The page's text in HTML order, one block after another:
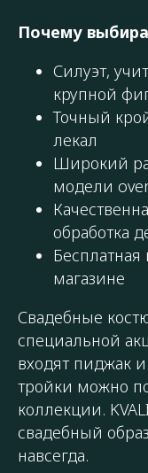
Почему
Силуэт,
крупной
Точный
лекал
Широкий
модели
обработка
магазине
Свадебные
специальной
входят пиджак
тройки можно
коллекции.
свадебный
навсегда.